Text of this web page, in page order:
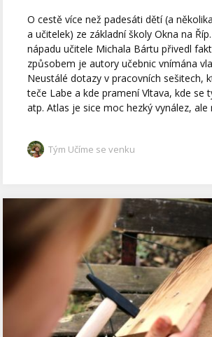
O cestě více než padesáti dětí (a
a učitelek) ze základní školy Okna na
nápadu učitele Michala Bártu přivedl
způsobem je autory učebnic vnímána
Neustálé dotazy v pracovních sešitech,
teče Labe a kde pramení Vltava, kde se
atp. Atlas je sice moc hezký vynález, ale
Tým Učíme se venku